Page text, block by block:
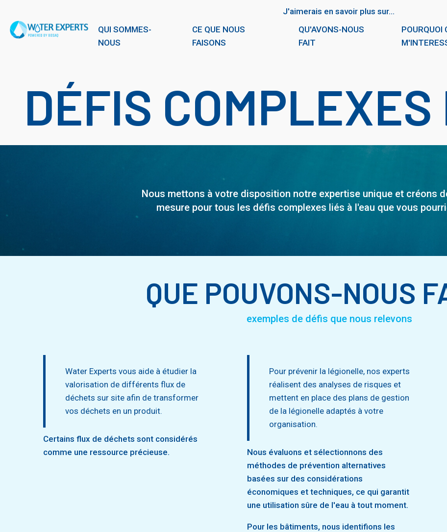
J'aimerais en savoir plus sur...
QUI SOMMES-
NOUS
CE QUE NOUS
FAISONS
QU'AVONS-NOUS
FAIT
POURQUOI
DÉFIS COMPLEXES
Nous mettons à votre disposition notre expertise unique et créons
mesure pour tous les défis complexes liés à l'eau que vous
QUE POUVONS-NOUS
exemples de défis que nous relevons
Water Experts vous aide à étudier la
valorisation de différents flux de
déchets sur site afin de transformer
vos déchets en un produit.
Certains flux de déchets sont considérés
comme une ressource précieuse.
Pour prévenir la légionelle, nos experts
réalisent des analyses de risques et
mettent en place des plans de gestion
de la légionelle adaptés à votre
organisation.
Nous évaluons et sélectionnons des
méthodes de prévention alternatives
basées sur des considérations
économiques et techniques, ce qui garantit
une utilisation sûre de l'eau à tout moment.
Pour les bâtiments, nous identifions les